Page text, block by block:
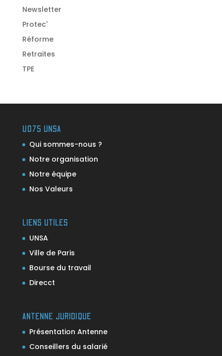
Newsletter
Protec'
Réforme
Retraites
TPE
UD75 UNSA
Qui sommes-nous ?
Notre organisation
Notre équipe
Nos Valeurs
LIENS UTILES
UNSA
Ville de Paris
Bourse du travail
Direcct
ANTENNE JURIDIQUE
Présentation Antenne
Conseillers du salarié